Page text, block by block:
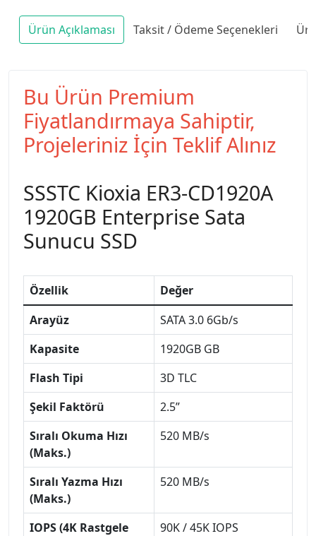
Ürün Açıklaması Taksit / Ödeme Seçenekleri
Bu Ürün Premium
Fiyatlandırmaya Sahiptir,
Projeleriniz İçin Teklif Alınız
SSSTC Kioxia ER3-CD1920A
1920GB Enterprise Sata
Sunucu SSD
Özellik
Değer
Arayüz
SATA 3.0 6Gb/s
Kapasite
1920GB GB
Flash Tipi
3D TLC
Şekil Faktörü
2.5”
Sıralı Okuma Hızı
(Maks.)
520 MB/s
Sıralı Yazma Hızı
(Maks.)
520 MB/s
IOPS (4K Rastgele
90K / 45K IOPS